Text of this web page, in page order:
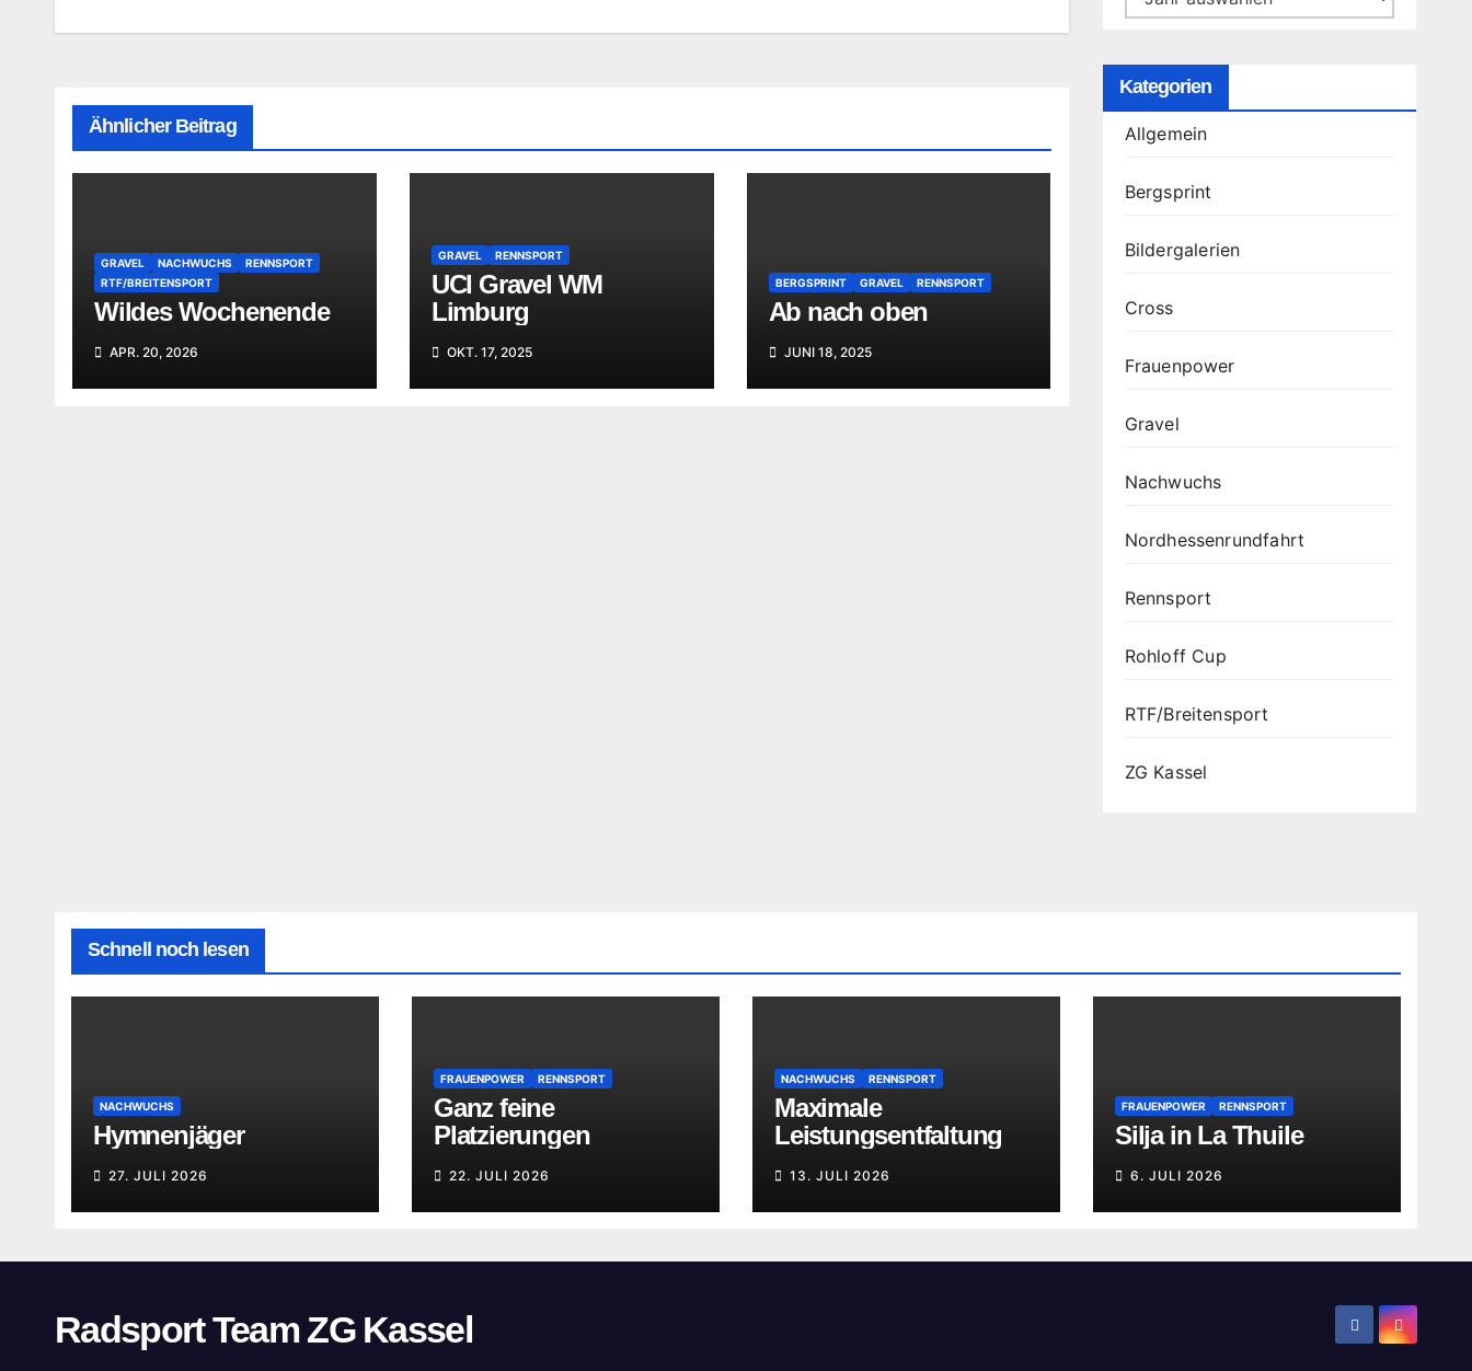
Ähnlicher Beitrag
GRAVEL NACHWUCHS
RENNSPORT
RTF/BREITENSPORT
Wildes Wochenende
APR. 20, 2026
GRAVEL RENNSPORT
UCI Gravel WM
Limburg
OKT. 17, 2025
BERGSPRINT GRAVEL RENNSPORT
Ab nach oben
JUNI 18, 2025
Kategorien
Allgemein
Bergsprint
Bildergalerien
Cross
Frauenpower
Gravel
Nachwuchs
Nordhessenrundfahrt
Rennsport
Rohloff Cup
RTF/Breitensport
ZG Kassel
Schnell noch lesen
NACHWUCHS
Hymnenjäger
27. JULI 2026
FRAUENPOWER RENNSPORT
Ganz feine
Platzierungen
22. JULI 2026
NACHWUCHS RENNSPORT
Maximale
Leistungsentfaltung
13. JULI 2026
FRAUENPOWER RENNSPORT
Silja in La Thuile
6. JULI 2026
Radsport Team ZG Kassel